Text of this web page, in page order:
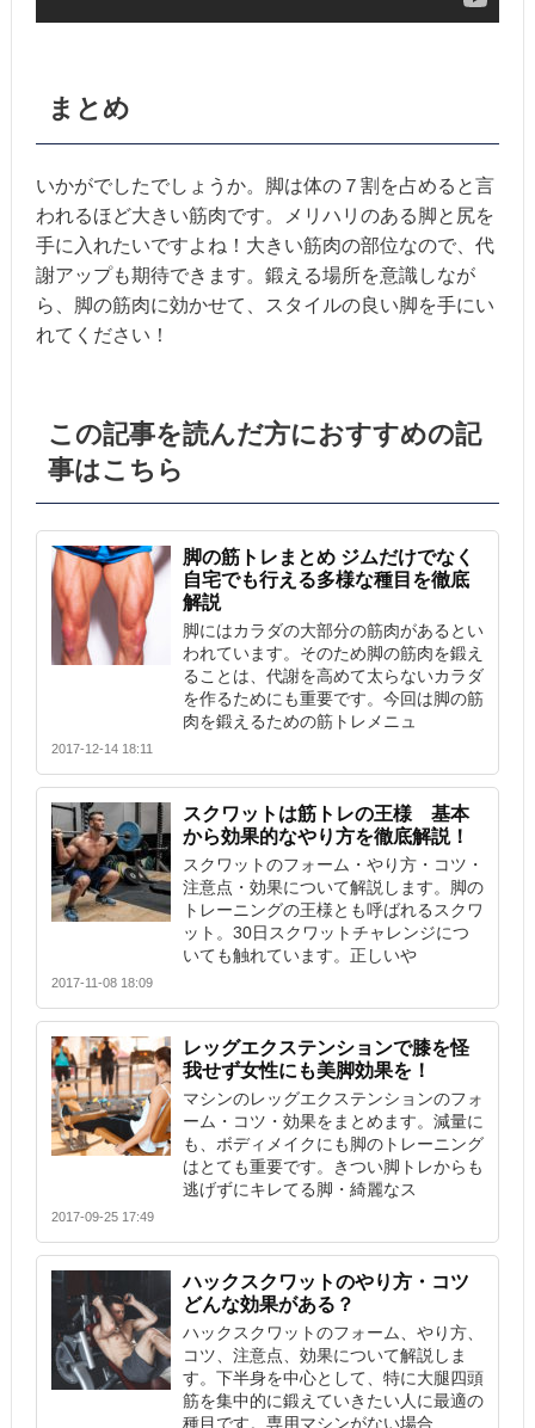
まとめ
いかがでしたでしょうか。脚は体の７割を占めると言
われるほど大きい筋肉です。メリハリのある脚と尻を
手に入れたいですよね！大きい筋肉の部位なので、代
謝アップも期待できます。鍛える場所を意識しなが
ら、脚の筋肉に効かせて、スタイルの良い脚を手にい
れてください！
この記事を読んだ方におすすめの記
事はこちら
脚の筋トレまとめ ジムだけでなく
自宅でも行える多様な種目を徹底
解説
脚にはカラダの大部分の筋肉があるとい
われています。そのため脚の筋肉を鍛え
ることは、代謝を高めて太らないカラダ
を作るためにも重要です。今回は脚の筋
肉を鍛えるための筋トレメニュ
2017-12-14 18:11
スクワットは筋トレの王様 基本
から効果的なやり方を徹底解説！
スクワットのフォーム・やり方・コツ・
注意点・効果について解説します。脚の
トレーニングの王様とも呼ばれるスクワ
ット。30日スクワットチャレンジにつ
いても触れています。正しいや
2017-11-08 18:09
レッグエクステンションで膝を怪
我せず女性にも美脚効果を！
マシンのレッグエクステンションのフォ
ーム・コツ・効果をまとめます。減量に
も、ボディメイクにも脚のトレーニング
はとても重要です。きつい脚トレからも
逃げずにキレてる脚・綺麗なス
2017-09-25 17:49
ハックスクワットのやり方・コツ
どんな効果がある？
ハックスクワットのフォーム、やり方、
コツ、注意点、効果について解説しま
す。下半身を中心として、特に大腿四頭
筋を集中的に鍛えていきたい人に最適の
種目です。専用マシンがない場合